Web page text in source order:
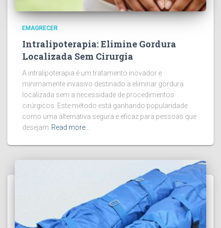
EMAGRECER
Intralipoterapia: Elimine Gordura
Localizada Sem Cirurgia
A intralipoterapia é um tratamento inovador e
minimamente invasivo destinado a eliminar gordura
localizada sem a necessidade de procedimentos
cirúrgicos. Este método está ganhando popularidade
como uma alternativa segura e eficaz para pessoas que
desejam Read more…